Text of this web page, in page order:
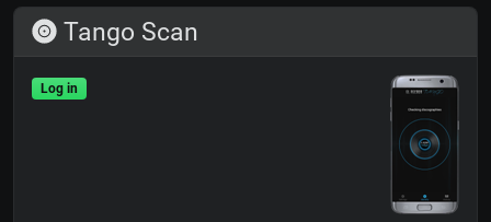
Tango Scan
Log in